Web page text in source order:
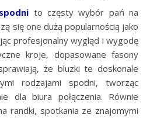
to częsty wybór pań na
się one dużą popularnością jako
profesjonalny wygląd i wygodę
kroje, dopasowane fasony
że bluzki te doskonale
rodzajami spodni, tworząc
dla biura połączenia. Równie
randki, spotkania ze znajomymi